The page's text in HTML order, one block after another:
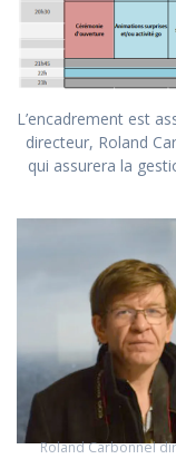
L’encadrement est
directeur, Roland
qui assurera la
Roland Carbonnel